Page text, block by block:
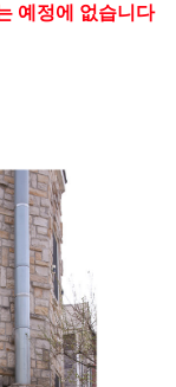
예정에 없습니다